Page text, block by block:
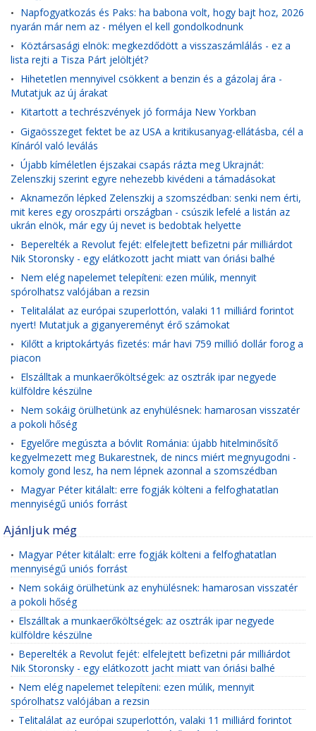
• Napfogyatkozás és Paks: ha babona volt, hogy bajt hoz, 2026
nyarán már nem az - mélyen el kell gondolkodnunk
• Köztársasági elnök: megkezdődött a visszaszámlálás - ez a
lista rejti a Tisza Párt jelöltjét?
• Hihetetlen mennyivel csökkent a benzin és a gázolaj ára -
Mutatjuk az új árakat
• Kitartott a techrészvények jó formája New Yorkban
• Gigaösszeget fektet be az USA a kritikusanyag-ellátásba, cél a
Kínáról való leválás
• Újabb kíméletlen éjszakai csapás rázta meg Ukrajnát:
Zelenszkij szerint egyre nehezebb kivédeni a támadásokat
• Aknamezőn lépked Zelenszkij a szomszédban: senki nem érti,
mit keres egy oroszpárti országban - csúszik lefelé a listán az
ukrán elnök, már egy új nevet is bedobtak helyette
• Beperelték a Revolut fejét: elfelejtett befizetni pár milliárdot
Nik Storonsky - egy elátkozott jacht miatt van óriási balhé
• Nem elég napelemet telepíteni: ezen múlik, mennyit
spórolhatsz valójában a rezsin
• Telitalálat az európai szuperlottón, valaki 11 milliárd forintot
nyert! Mutatjuk a giganyereményt érő számokat
• Kilőtt a kriptokártyás fizetés: már havi 759 millió dollár forog a
piacon
• Elszálltak a munkaerőköltségek: az osztrák ipar negyede
külföldre készülne
• Nem sokáig örülhetünk az enyhülésnek: hamarosan visszatér
a pokoli hőség
• Egyelőre megúszta a bóvlit Románia: újabb hitelminősítő
kegyelmezett meg Bukarestnek, de nincs miért megnyugodni -
komoly gond lesz, ha nem lépnek azonnal a szomszédban
• Magyar Péter kitálalt: erre fogják költeni a felfoghatatlan
mennyiségű uniós forrást
Ajánljuk még
• Magyar Péter kitálalt: erre fogják költeni a felfoghatatlan
mennyiségű uniós forrást
• Nem sokáig örülhetünk az enyhülésnek: hamarosan visszatér
a pokoli hőség
• Elszálltak a munkaerőköltségek: az osztrák ipar negyede
külföldre készülne
• Beperelték a Revolut fejét: elfelejtett befizetni pár milliárdot
Nik Storonsky - egy elátkozott jacht miatt van óriási balhé
• Nem elég napelemet telepíteni: ezen múlik, mennyit
spórolhatsz valójában a rezsin
• Telitalálat az európai szuperlottón, valaki 11 milliárd forintot